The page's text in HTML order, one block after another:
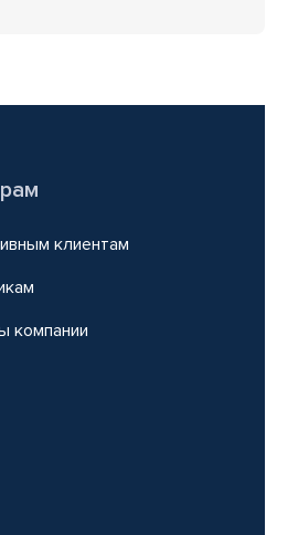
клиентам
компании